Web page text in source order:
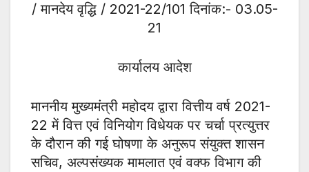
/ मानदेय वृद्धि / 2021-22/101 दिनांक:- 03.05-
21
कार्यालय आदेश
माननीय मुख्यमंत्री महोदय द्वारा वित्तीय वर्ष 2021-
22 में वित्त एवं विनियोग विधेयक पर चर्चा प्रत्युत्तर
के दौरान की गई घोषणा के अनुरूप संयुक्त शासन
सचिव, अल्पसंख्यक मामलात एवं वक्फ विभाग की